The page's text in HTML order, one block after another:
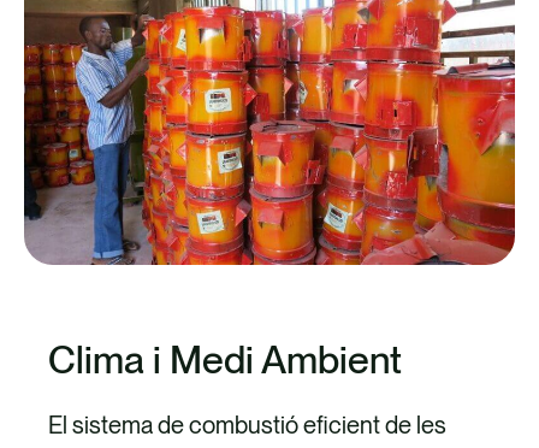
Clima i Medi Ambient
El sistema de combustió eficient de les